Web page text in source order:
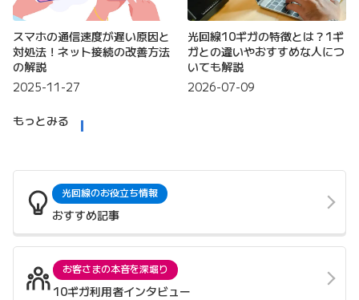
スマホの通信速度が遅い原因と
対処法！ネット接続の改善方法
の解説
2025-11-27
光回線10ギガの特徴とは？1ギ
ガとの違いやおすすめな人につ
いても解説
2026-07-09
もっとみる
光回線のお役立ち情報
おすすめ記事
お客さまの本音を深堀り
10ギガ利用者インタビュー